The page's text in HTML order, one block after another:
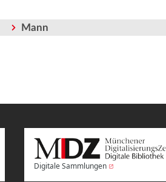
Mann
Digitale Sammlungen